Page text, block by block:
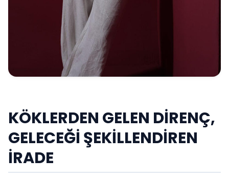
KÖKLERDEN GELEN DİRENÇ,
GELECEĞİ ŞEKİLLENDİREN
İRADE